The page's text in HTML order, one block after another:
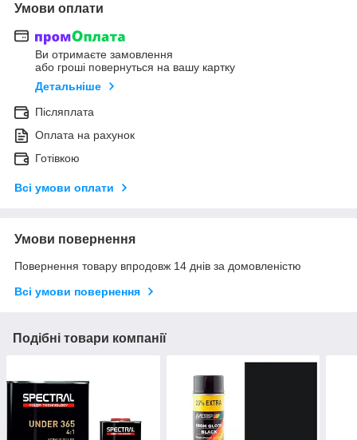
Умови оплати
Ви отримаєте замовлення
або гроші повернуться на вашу картку
Детальніше
Післяплата
Оплата на рахунок
Готівкою
Всі умови оплати
Умови повернення
Повернення товару впродовж 14 днів за домовленістю
Всі умови повернення
Подібні товари компанії